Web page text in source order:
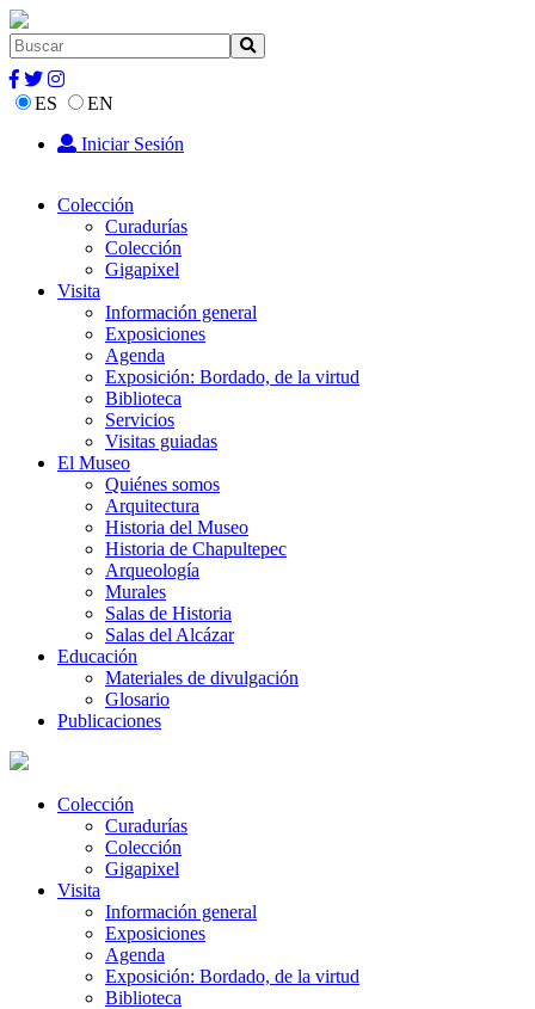
ES
EN
Iniciar Sesión
Colección
Curadurías
Colección
Gigapixel
Visita
Información general
Exposiciones
Agenda
Exposición: Bordado, de la virtud
Biblioteca
Servicios
Visitas guiadas
El Museo
Quiénes somos
Arquitectura
Historia del Museo
Historia de Chapultepec
Arqueología
Murales
Salas de Historia
Salas del Alcázar
Educación
Materiales de divulgación
Glosario
Publicaciones
Colección
Curadurías
Colección
Gigapixel
Visita
Información general
Exposiciones
Agenda
Exposición: Bordado, de la virtud
Biblioteca